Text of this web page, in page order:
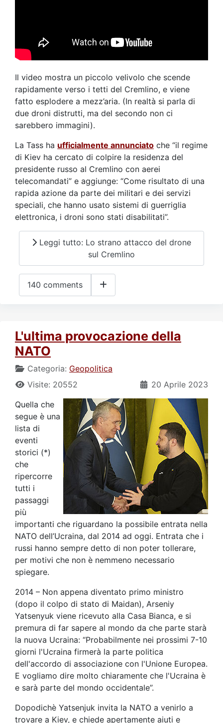
Il video mostra un piccolo velivolo che scende
rapidamente verso i tetti del Cremlino, e viene
fatto esplodere a mezz’aria. (In realtà si parla di
due droni distrutti, ma del secondo non ci
sarebbero immagini).
La Tass ha ufficialmente annunciato che “il regime
di Kiev ha cercato di colpire la residenza del
presidente russo al Cremlino con aerei
telecomandati” e aggiunge: “Come risultato di una
rapida azione da parte dei militari e dei servizi
speciali, che hanno usato sistemi di guerriglia
elettronica, i droni sono stati disabilitati”.
Leggi tutto: Lo strano attacco del drone
sul Cremlino
140 comments
L'ultima provocazione della
NATO
Categoria: Geopolitica
20 Aprile 2023
Visite: 20552
Quella che
segue è una
lista di
eventi
storici (*)
che
ripercorre
tutti i
passaggi
più
importanti che riguardano la possibile entrata nella
NATO dell’Ucraina, dal 2014 ad oggi. Entrata che i
russi hanno sempre detto di non poter tollerare,
per motivi che non è nemmeno necessario
spiegare.
2014 – Non appena diventato primo ministro
(dopo il colpo di stato di Maidan), Arseniy
Yatsenyuk viene ricevuto alla Casa Bianca, e si
premura di far sapere al mondo da che parte starà
la nuova Ucraina: “Probabilmente nei prossimi 7-10
giorni l'Ucraina firmerà la parte politica
dell'accordo di associazione con l'Unione Europea.
E vogliamo dire molto chiaramente che l'Ucraina è
e sarà parte del mondo occidentale”.
Dopodichè Yatsenjuk invita la NATO a venirlo a
trovare a Kiev, e chiede apertamente aiuti e